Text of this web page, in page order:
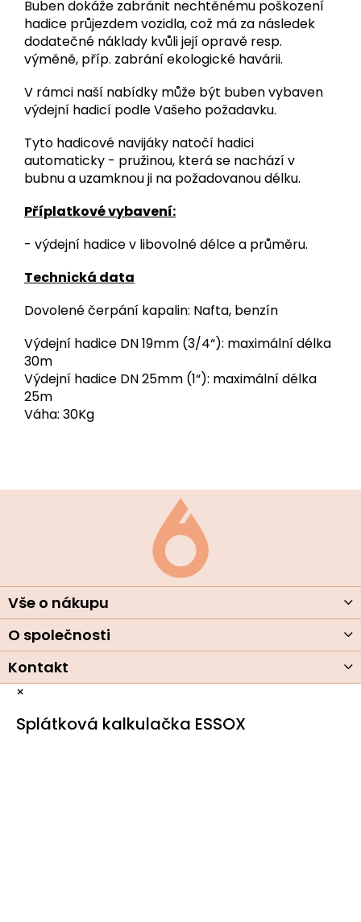
Buben dokáže zabránit nechtěnému poškození
hadice průjezdem vozidla, což má za následek
dodatečné náklady kvůli její opravě resp.
výměně, příp. zabrání ekologické havárii.
V rámci naší nabídky může být buben vybaven
výdejní hadicí podle Vašeho požadavku.
Tyto hadicové navijáky natočí hadici
automaticky - pružinou, která se nachází v
bubnu a uzamknou ji na požadovanou délku.
Příplatkové vybavení:
- výdejní hadice v libovolné délce a průměru.
Technická data
Dovolené čerpání kapalin: Nafta, benzín
Výdejní hadice DN 19mm (3/4“): maximální délka
30m
Výdejní hadice DN 25mm (1“): maximální délka
25m
Váha: 30Kg
í
Vše o nákupu
O společnosti
Kontakt
×
Splátková kalkulačka ESSOX